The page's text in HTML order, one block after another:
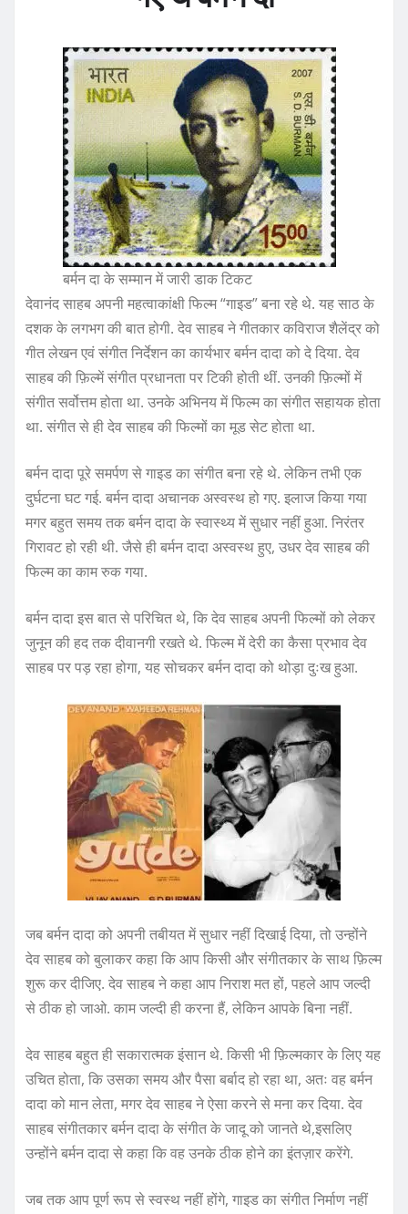
बर्मन दा के सम्मान में जारी डाक टिकट
देवानंद साहब अपनी महत्वाकांक्षी फिल्म “गाइड” बना रहे थे. यह साठ के
दशक के लगभग की बात होगी. देव साहब ने गीतकार कविराज शैलेंद्र को
गीत लेखन एवं संगीत निर्देशन का कार्यभार बर्मन दादा को दे दिया. देव
साहब की फ़िल्में संगीत प्रधानता पर टिकी होती थीं. उनकी फ़िल्मों में
संगीत सर्वोत्तम होता था. उनके अभिनय में फिल्म का संगीत सहायक होता
था. संगीत से ही देव साहब की फिल्मों का मूड सेट होता था.
बर्मन दादा पूरे समर्पण से गाइड का संगीत बना रहे थे. लेकिन तभी एक
दुर्घटना घट गई. बर्मन दादा अचानक अस्वस्थ हो गए. इलाज किया गया
मगर बहुत समय तक बर्मन दादा के स्वास्थ्य में सुधार नहीं हुआ. निरंतर
गिरावट हो रही थी. जैसे ही बर्मन दादा अस्वस्थ हुए, उधर देव साहब की
फिल्म का काम रुक गया.
बर्मन दादा इस बात से परिचित थे, कि देव साहब अपनी फिल्मों को लेकर
जुनून की हद तक दीवानगी रखते थे. फिल्म में देरी का कैसा प्रभाव देव
साहब पर पड़ रहा होगा, यह सोचकर बर्मन दादा को थोड़ा दुःख हुआ.
जब बर्मन दादा को अपनी तबीयत में सुधार नहीं दिखाई दिया, तो उन्होंने
देव साहब को बुलाकर कहा कि आप किसी और संगीतकार के साथ फ़िल्म
शुरू कर दीजिए. देव साहब ने कहा आप निराश मत हों, पहले आप जल्दी
से ठीक हो जाओ. काम जल्दी ही करना हैं, लेकिन आपके बिना नहीं.
देव साहब बहुत ही सकारात्मक इंसान थे. किसी भी फ़िल्मकार के लिए यह
उचित होता, कि उसका समय और पैसा बर्बाद हो रहा था, अतः वह बर्मन
दादा को मान लेता, मगर देव साहब ने ऐसा करने से मना कर दिया. देव
साहब संगीतकार बर्मन दादा के संगीत के जादू को जानते थे,इसलिए
उन्होंने बर्मन दादा से कहा कि वह उनके ठीक होने का इंतज़ार करेंगे.
जब तक आप पूर्ण रूप से स्वस्थ नहीं होंगे, गाइड का संगीत निर्माण नहीं